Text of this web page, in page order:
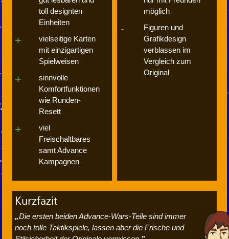
toll designten
Einheiten
vielseitige Karten
mit einzigartigen
Spielweisen
sinnvolle
Komfortfunktionen
wie Runden-
Resett
viel
Freischaltbares
samt Advance
Kampagnen
möglich
Figuren und
Grafikdesign
verblassen im
Vergleich zum
Original
Kurzfazit
Die ersten beiden Advance-Wars-Teile sind immer
noch tolle Taktikspiele, lassen aber die Frische und